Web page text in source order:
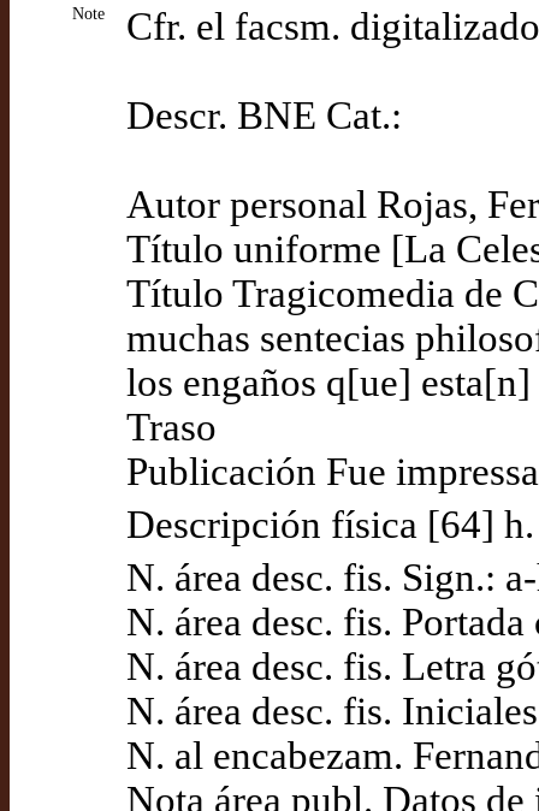
Note Cfr. el facsm.
Descr. BNE Cat.:
Autor personal Rojas,
Título uniforme [La
Título Tragicomedia de
muchas sentecias
los engaños q[ue]
Traso
Publicación Fue
Descripción física [64]
N. área desc. fis. Sign.:
N. área desc. fis.
N. área desc. fis. Letra
N. área desc. fis.
N. al encabezam.
Nota área publ. Datos